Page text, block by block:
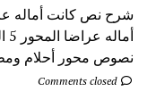
شرح نص كانت أماله
نصوص محور أحلام
Comments closed